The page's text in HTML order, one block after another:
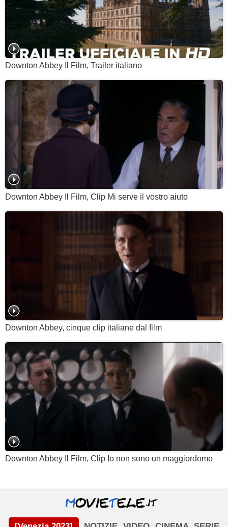
Downton Abbey Il Film, Trailer italiano
Downton Abbey Il Film, Clip Mi serve il vostro aiuto
Downton Abbey, cinque clip italiane dal film
Downton Abbey Il Film, Clip Io non sono un maggiordomo